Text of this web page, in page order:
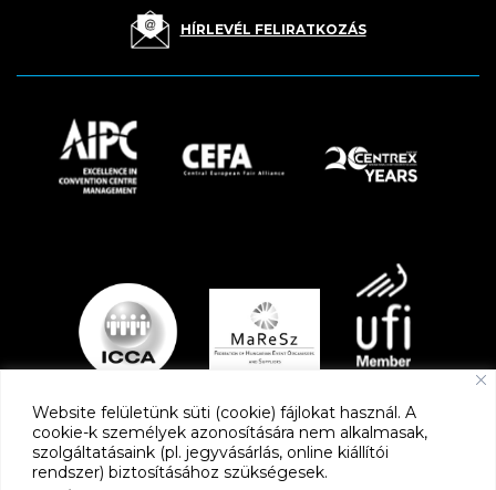
Website felületünk süti (cookie) fájlokat használ. A
cookie-k személyek azonosítására nem alkalmasak,
szolgáltatásaink (pl. jegyvásárlás, online kiállítói
rendszer) biztosításához szükségesek.
HÍRLEVÉL FELIRATKOZÁS
PARTNEREK